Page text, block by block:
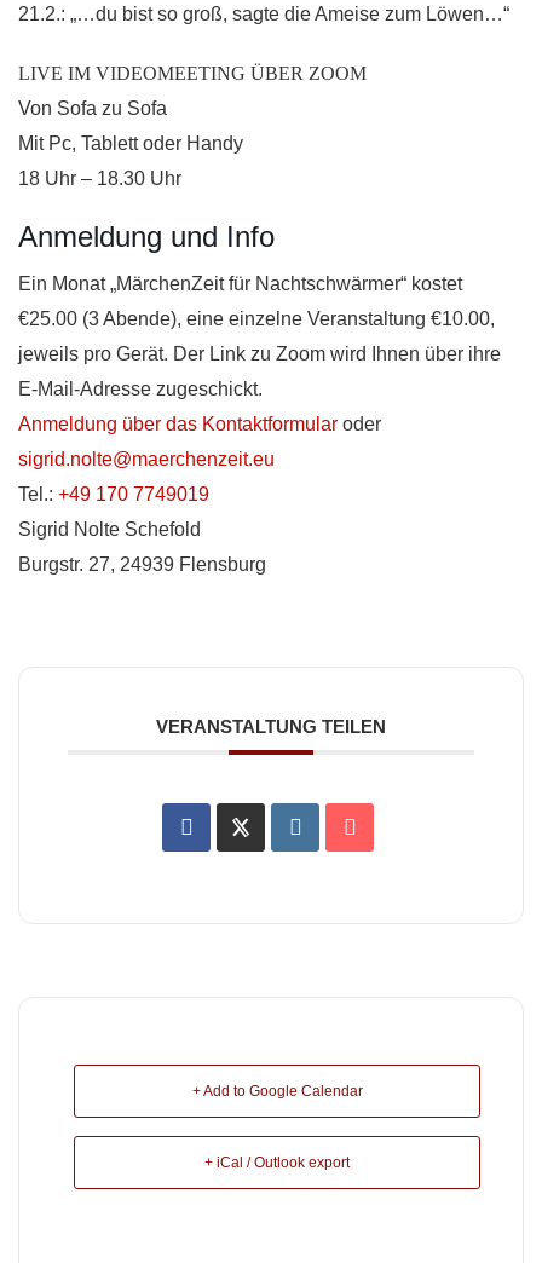
21.2.: „…du bist so groß, sagte die Ameise zum Löwen…“
LIVE IM VIDEOMEETING ÜBER ZOOM
Von Sofa zu Sofa
Mit Pc, Tablett oder Handy
18 Uhr – 18.30 Uhr
Anmeldung und Info
Ein Monat „MärchenZeit für Nachtschwärmer“ kostet
€25.00 (3 Abende), eine einzelne Veranstaltung €10.00,
jeweils pro Gerät. Der Link zu Zoom wird Ihnen über ihre
E-Mail-Adresse zugeschickt.
Anmeldung über das Kontaktformular oder
sigrid.nolte@maerchenzeit.eu
Tel.: +49 170 7749019
Sigrid Nolte Schefold
Burgstr. 27, 24939 Flensburg
VERANSTALTUNG TEILEN
+ Add to Google Calendar
+ iCal / Outlook export